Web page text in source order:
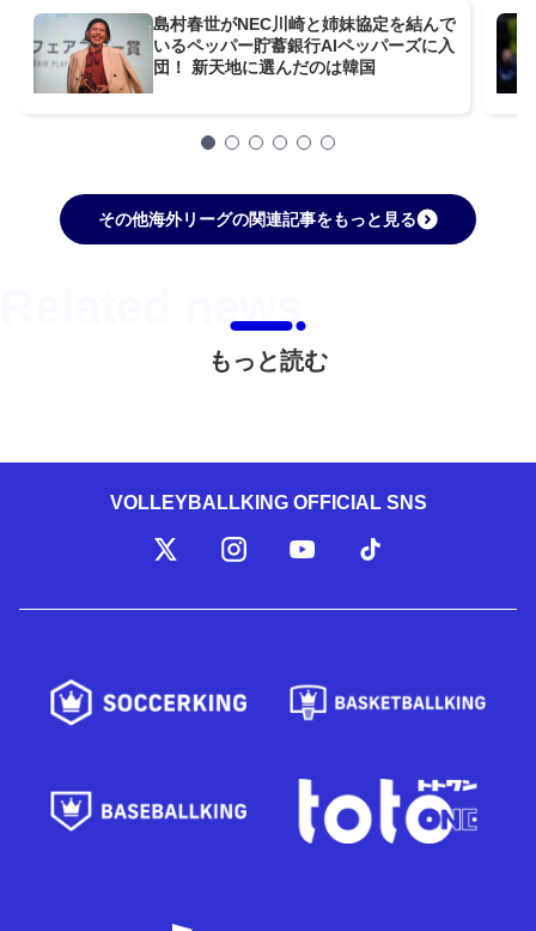
島村春世がNEC川崎と姉妹協定を結んで
いるペッパー貯蓄銀行AIペッパーズに入
団！ 新天地に選んだのは韓国
その他海外リーグの関連記事をもっと見る
もっと読む
VOLLEYBALLKING OFFICIAL SNS